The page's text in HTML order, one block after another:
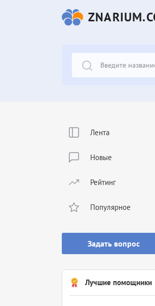
Лента
Новые
Рейтинг
Популярное
Задать вопрос
Лучшие помощники